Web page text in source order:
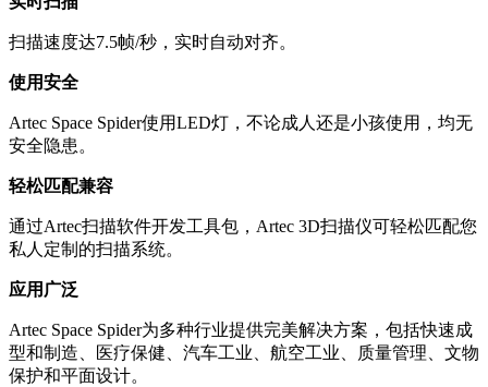
扫描速度达7.5帧/秒，实时自动对齐。
使用安全
Artec Space Spider使用LED灯，不论成人还是小孩使用，均无
安全隐患。
轻松匹配兼容
通过Artec扫描软件开发工具包，Artec 3D扫描仪可轻松匹配您
私人定制的扫描系统。
应用广泛
Artec Space Spider为多种行业提供完美解决方案，包括快速成
型和制造、医疗保健、汽车工业、航空工业、质量管理、文物
保护和平面设计。